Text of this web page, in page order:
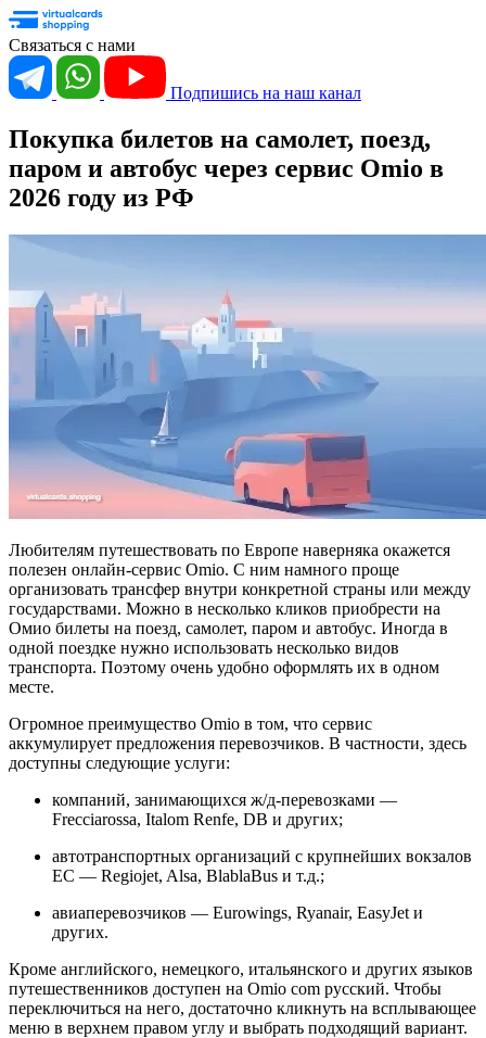
Связаться с нами
Подпишись на наш канал
Покупка билетов на самолет, поезд,
паром и автобус через сервис Omio в
2026 году из РФ
Любителям путешествовать по Европе наверняка окажется
полезен онлайн-сервис Omio. С ним намного проще
организовать трансфер внутри конкретной страны или между
государствами. Можно в несколько кликов приобрести на
Омио билеты на поезд, самолет, паром и автобус. Иногда в
одной поездке нужно использовать несколько видов
транспорта. Поэтому очень удобно оформлять их в одном
месте.
Огромное преимущество Omio в том, что сервис
аккумулирует предложения перевозчиков. В частности, здесь
доступны следующие услуги:
компаний, занимающихся ж/д-перевозками —
Frecciarossa, Italom Renfe, DB и других;
автотранспортных организаций с крупнейших вокзалов
ЕС — Regiojet, Alsa, BlablaBus и т.д.;
авиаперевозчиков — Eurowings, Ryanair, EasyJet и
других.
Кроме английского, немецкого, итальянского и других языков
путешественников доступен на Omio com русский. Чтобы
переключиться на него, достаточно кликнуть на всплывающее
меню в верхнем правом углу и выбрать подходящий вариант.